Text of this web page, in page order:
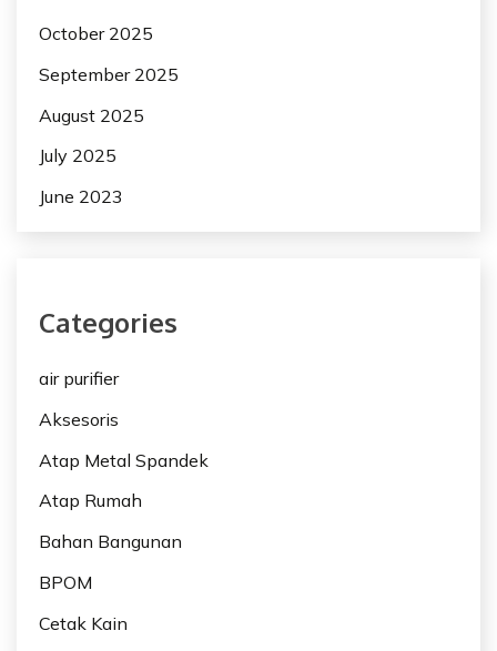
October 2025
September 2025
August 2025
July 2025
June 2023
Categories
air purifier
Aksesoris
Atap Metal Spandek
Atap Rumah
Bahan Bangunan
BPOM
Cetak Kain